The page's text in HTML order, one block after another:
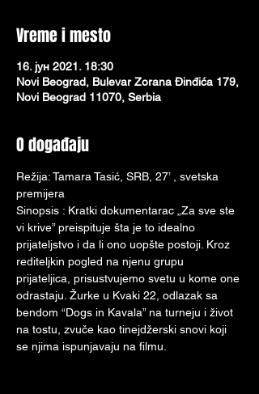
Vreme i mesto
16. јун 2021. 18:30
Novi Beograd, Bulevar Zorana Đinđića 179,
Novi Beograd 11070, Serbia
O događaju
Režija: Tamara Tasić, SRB, 27’ , svetska
premijera
Sinopsis : Кratki dokumentarac „Za sve ste
vi krive” preispituje šta je to idealno
prijateljstvo i da li ono uopšte postoji. Кroz
rediteljkin pogled na njenu grupu
prijateljica, prisustvujemo svetu u kome one
odrastaju. Žurke u Кvaki 22, odlazak sa
bendom “Dogs in Кavala” na turneju i život
na tostu, zvuče kao tinejdžerski snovi koji
se njima ispunjavaju na filmu.